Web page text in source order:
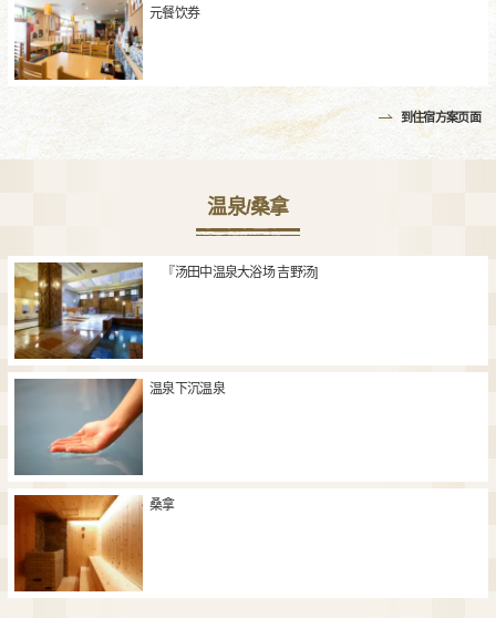
元餐饮券
到住宿方案页面
温泉/桑拿
『汤田中温泉大浴场 吉野汤]
温泉下沉温泉
桑拿